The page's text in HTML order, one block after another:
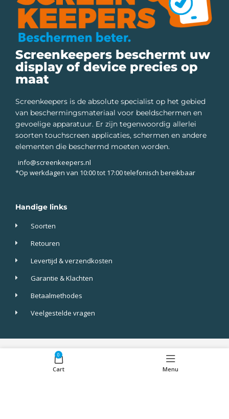
Screenkeepers beschermt uw
display of device precies op
maat
Screenkeepers is de absolute specialist op het gebied
van beschermingsmateriaal voor beeldschermen en
gevoelige apparatuur. Er zijn tegenwoordig allerlei
soorten touchscreen applicaties, schermen en andere
elementen die beschermd moeten worden.
info@screenkeepers.nl
*Op werkdagen van 10:00 tot 17:00 telefonisch bereikbaar
Handige links
Soorten
Retouren
Levertijd & verzendkosten
Garantie & Klachten
Betaalmethodes
Veelgestelde vragen
Screenkeepers 2023 © All Rights Reserved.
0
Cart Menu